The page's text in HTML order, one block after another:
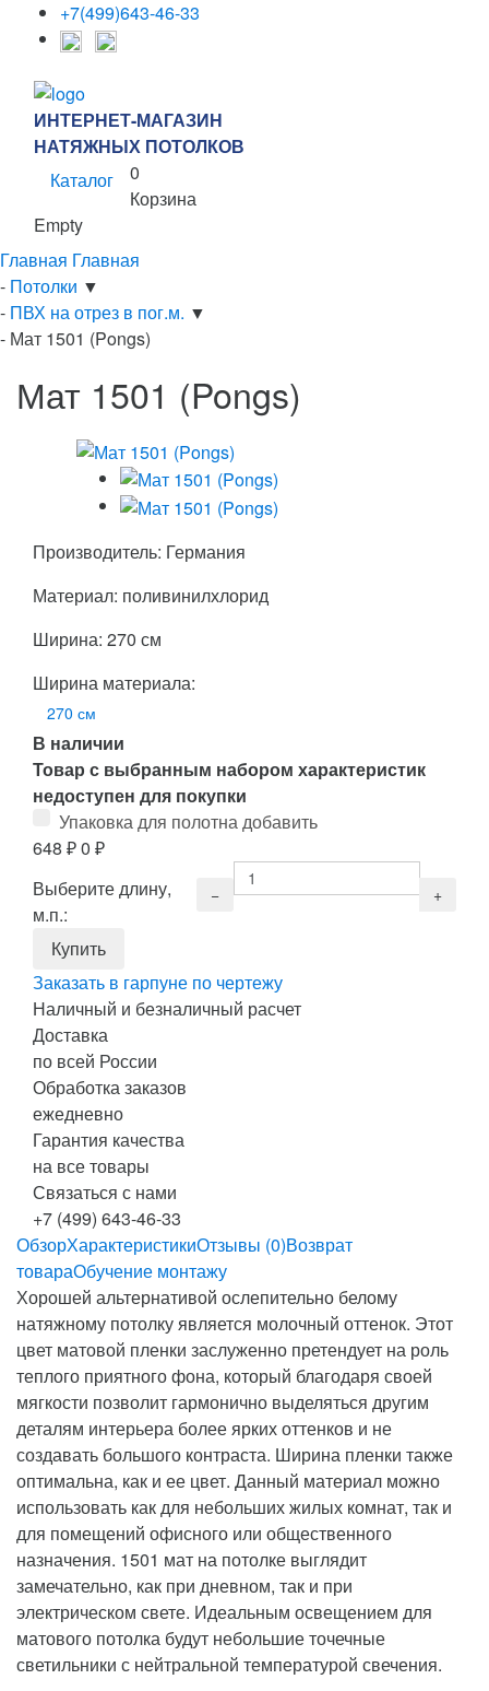
+7(499)643-46-33
ИНТЕРНЕТ-МАГАЗИН
НАТЯЖНЫХ ПОТОЛКОВ
Каталог
0
Корзина
Empty
Главная Главная
- Потолки ▼
- ПВХ на отрез в пог.м. ▼
- Мат 1501 (Pongs)
Мат 1501 (Pongs)
Производитель: Германия
Материал: поливинилхлорид
Ширина: 270 см
Ширина материала:
270 см
В наличии
Товар с выбранным набором характеристик
недоступен для покупки
Упаковка для полотна добавить
648 ₽0 ₽
Выберите длину,
м.п.:
Заказать в гарпуне по чертежу
Наличный и безналичный расчет
Доставка
по всей России
Обработка заказов
ежедневно
Гарантия качества
на все товары
Связаться с нами
+7 (499) 643-46-33
ОбзорХарактеристикиОтзывы (0)Возврат
товараОбучение монтажу
Хорошей альтернативой ослепительно белому
натяжному потолку является молочный оттенок. Этот
цвет матовой пленки заслуженно претендует на роль
теплого приятного фона, который благодаря своей
мягкости позволит гармонично выделяться другим
деталям интерьера более ярких оттенков и не
создавать большого контраста. Ширина пленки также
оптимальна, как и ее цвет. Данный материал можно
использовать как для небольших жилых комнат, так и
для помещений офисного или общественного
назначения. 1501 мат на потолке выглядит
замечательно, как при дневном, так и при
электрическом свете. Идеальным освещением для
матового потолка будут небольшие точечные
светильники с нейтральной температурой свечения.